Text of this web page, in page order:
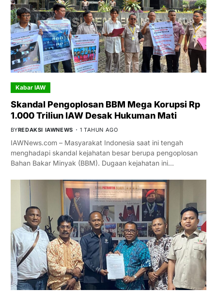
Kabar IAW
Skandal Pengoplosan BBM Mega Korupsi Rp
1.000 Triliun IAW Desak Hukuman Mati
BYREDAKSI IAWNEWS 1 TAHUN AGO
IAWNews.com – Masyarakat Indonesia saat ini tengah
menghadapi skandal kejahatan besar berupa pengoplosan
Bahan Bakar Minyak (BBM). Dugaan kejahatan ini…